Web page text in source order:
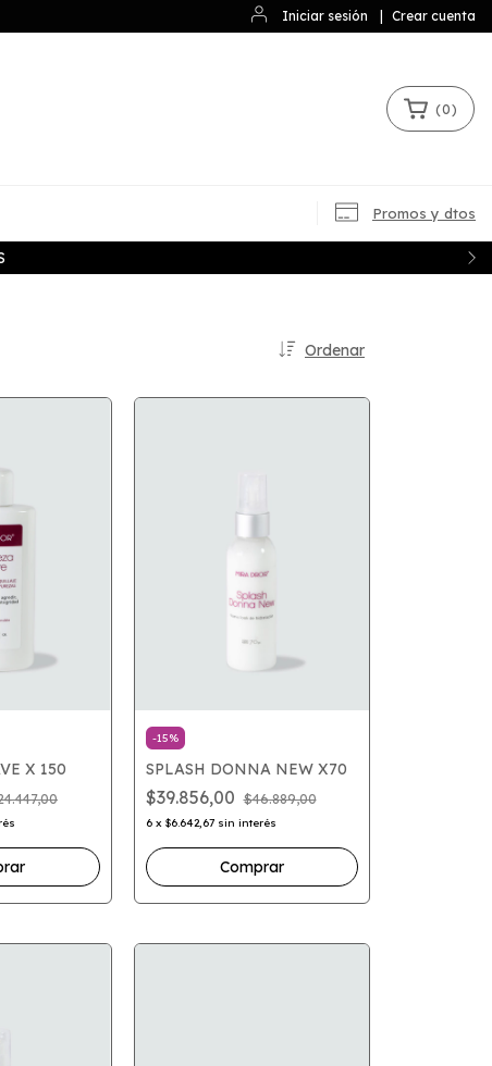
Iniciar sesión Crear cuenta
(0)
Promos y dtos
Ordenar
X 150
-15%
SPLASH DONNA NEW X70
$39.856,00 $46.889,00
6 x $6.642,67 sin interés